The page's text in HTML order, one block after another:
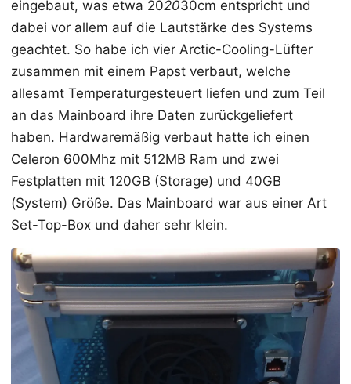
eingebaut, was etwa 202030cm entspricht und
dabei vor allem auf die Lautstärke des Systems
geachtet. So habe ich vier Arctic-Cooling-Lüfter
zusammen mit einem Papst verbaut, welche
allesamt Temperaturgesteuert liefen und zum Teil
an das Mainboard ihre Daten zurückgeliefert
haben. Hardwaremäßig verbaut hatte ich einen
Celeron 600Mhz mit 512MB Ram und zwei
Festplatten mit 120GB (Storage) und 40GB
(System) Größe. Das Mainboard war aus einer Art
Set-Top-Box und daher sehr klein.